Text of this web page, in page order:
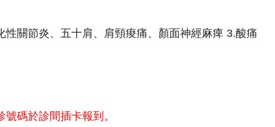
關節炎、五十肩、肩頸痠痛、顏面神經麻痺 3.酸痛
碼於診間插卡報到。